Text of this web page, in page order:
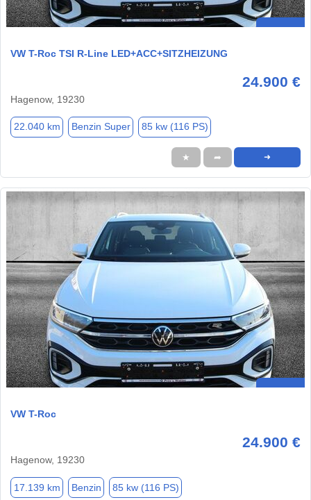
VW T-Roc TSI R-Line LED+ACC+SITZHEIZUNG
24.900 €
Hagenow, 19230
22.040 km Benzin Super 85 kw (116 PS)
★ ➦ ➜
VW T-Roc
24.900 €
Hagenow, 19230
17.139 km Benzin 85 kw (116 PS)